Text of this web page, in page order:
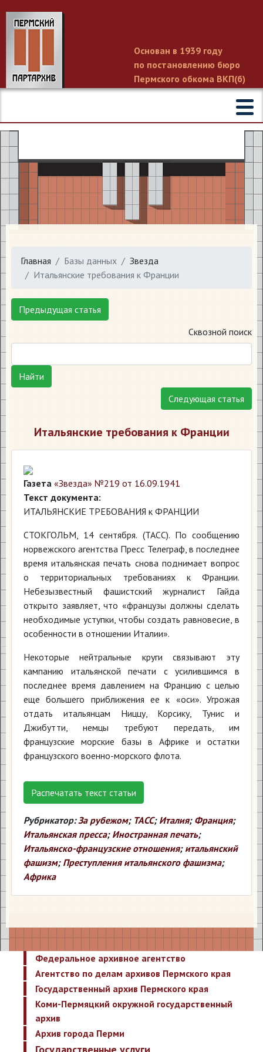
Основан в 1939 году
по постановлению бюро
Пермского обкома ВКП(б)
Главная Базы данных
Звезда
Итальянские требования к Франции
Предыдущая статья
Сквозной поиск
Найти
Следующая статья
Итальянские требования к Франции
Газета «Звезда» №219 от 16.09.1941
Текст документа:
ИТАЛЬЯНСКИЕ ТРЕБОВАНИЯ к ФРАНЦИИ
СТОКГОЛЬМ, 14 сентября. (ТАСС). По сообщению
норвежского агентства Пресс Телеграф, в последнее
время итальянская печать снова поднимает вопрос
о территориальных требованиях к Франции.
Небезызвестный фашистский журналист Гайда
открыто заявляет, что «французы должны сделать
необходимые уступки, чтобы создать равновесие, в
особенности в отношении Италии».
Некоторые нейтральные круги связывают эту
кампанию итальянской печати с усилившимся в
последнее время давлением на Францию с целью
еще большего приближения ее к «оси». Угрожая
отдать итальянцам Ниццу, Корсику, Тунис и
Джибутти, немцы требуют передать, им
французские морские базы в Африке и остатки
французского военно-морского флота.
Распечатать текст статьи
Рубрикатор: За рубежом; ТАСС; Италия; Франция;
Итальянская пресса; Иностранная печать;
Итальянско-французские отношения; итальянский
фашизм; Преступления итальянского фашизма;
Африка
Федеральное архивное агентство
Агентство по делам архивов Пермского края
Государственный архив Пермского края
Коми-Пермяцкий окружной государственный
архив
Архив города Перми